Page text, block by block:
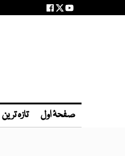
صفحۂ اول تازہ ترین